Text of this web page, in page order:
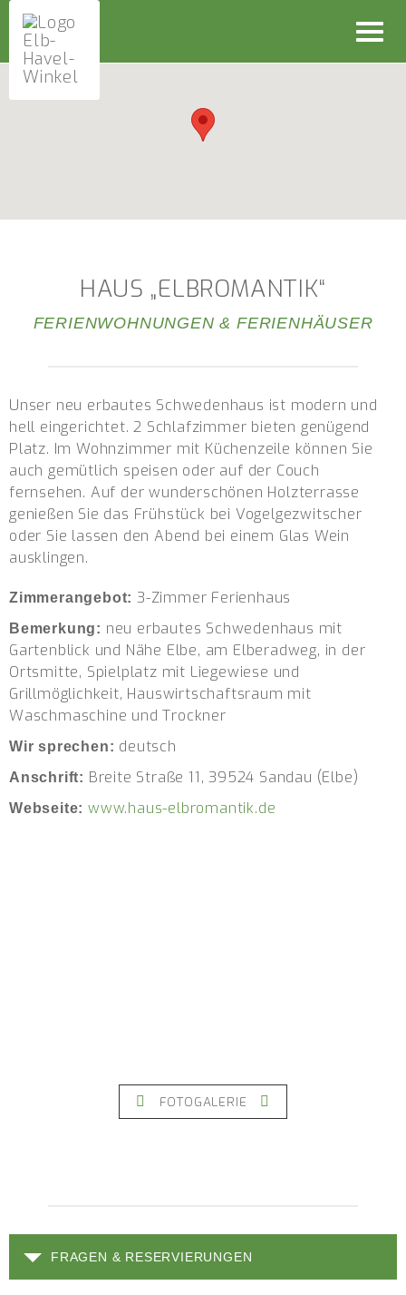
HAUS „ELBROMANTIK“
FERIENWOHNUNGEN & FERIENHÄUSER
Unser neu erbautes Schwedenhaus ist modern und
hell eingerichtet. 2 Schlafzimmer bieten genügend
Platz. Im Wohnzimmer mit Küchenzeile können Sie
auch gemütlich speisen oder auf der Couch
fernsehen. Auf der wunderschönen Holzterrasse
genießen Sie das Frühstück bei Vogelgezwitscher
oder Sie lassen den Abend bei einem Glas Wein
ausklingen.
Zimmerangebot: 3-Zimmer Ferienhaus
Bemerkung: neu erbautes Schwedenhaus mit
Gartenblick und Nähe Elbe, am Elberadweg, in der
Ortsmitte, Spielplatz mit Liegewiese und
Grillmöglichkeit, Hauswirtschaftsraum mit
Waschmaschine und Trockner
Wir sprechen: deutsch
Anschrift: Breite Straße 11, 39524 Sandau (Elbe)
Webseite: www.haus-elbromantik.de
FOTOGALERIE
FRAGEN & RESERVIERUNGEN